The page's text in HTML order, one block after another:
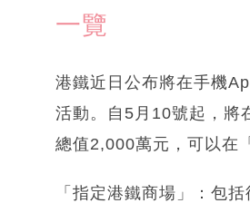
一覽
港鐵近日公布將在手機
活動。自5月10號起，將
總值2,000萬元，可以在
「指定港鐵商場」：包